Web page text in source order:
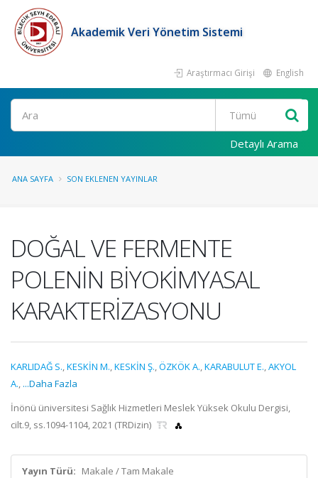
Akademik Veri Yönetim Sistemi
Araştırmacı Girişi English
Ara
Detaylı Arama
ANA SAYFA SON EKLENEN YAYINLAR
DOĞAL VE FERMENTE
POLENİN BİYOKİMYASAL
KARAKTERİZASYONU
KARLIDAĞ S.,KESKİN M.,KESKİN Ş.,ÖZKÖK A.,KARABULUT E.,AKYOL
A., ...Daha Fazla
İnönü üniversitesi Sağlık Hizmetleri Meslek Yüksek Okulu Dergisi,
cilt.9, ss.1094-1104, 2021 (TRDizin)
Yayın Türü: Makale / Tam Makale